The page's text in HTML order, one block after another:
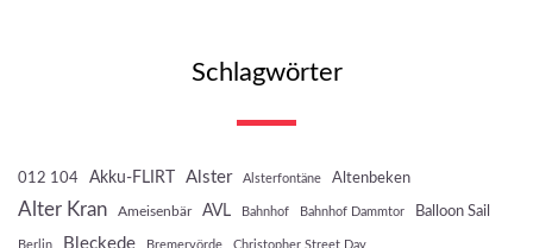
Schlagwörter
012 104 Akku-FLIRT Alster Alsterfontäne Altenbeken
Alter Kran Ameisenbär AVL Bahnhof Bahnhof Dammtor Balloon Sail
Berlin Bleckede Bremervörde Christopher Street Day